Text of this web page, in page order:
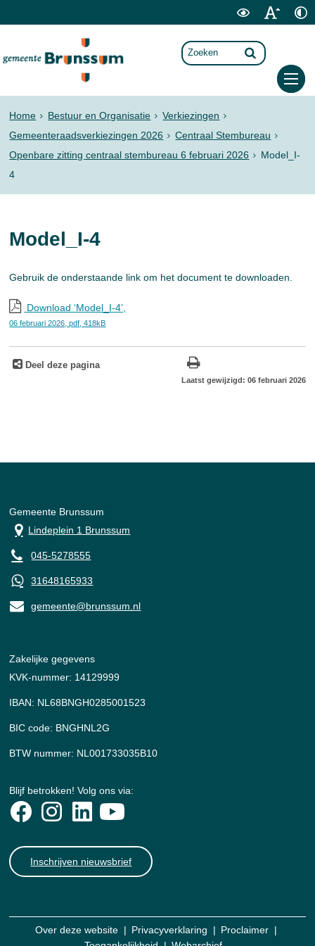
Home Bestuur en Organisatie
Verkiezingen
Gemeenteraadsverkiezingen 2026
Centraal Stembureau
Openbare zitting centraal stembureau 6 februari 2026
Model_I-
4
Model_I-4
Gebruik de onderstaande link om het document te downloaden.
Download ‘Model_I-4’,
06 februari 2026,pdf , 418kB
Deel deze pagina
Laatst gewijzigd: 06 februari 2026
Gemeente Brunssum
Lindeplein 1 Brunssum
045-5278555
31648165933
gemeente@brunssum.nl
Zakelijke gegevens
KVK-nummer: 14129999
IBAN: NL68BNGH0285001523
BIC code: BNGHNL2G
BTW nummer: NL001733035B10
Blijf betrokken! Volg ons via:
Inschrijven nieuwsbrief
Over deze website Privacyverklaring
Proclaimer